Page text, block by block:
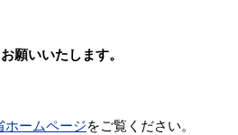
願いいたします。
ホームページをご覧ください。